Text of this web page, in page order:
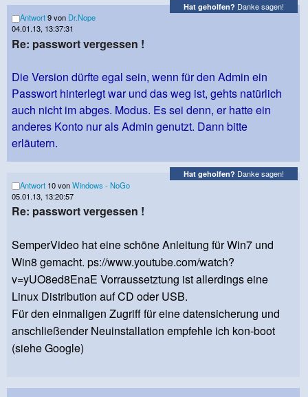
Hat geholfen? Danke sagen!
Antwort9 von Dr.Nope
04.01.13, 13:37:31
Re: passwort vergessen !
Die Version dürfte egal sein, wenn für den Admin ein
Passwort hinterlegt war und das weg ist, gehts natürlich
auch nicht im abges. Modus. Es sei denn, er hatte ein
anderes Konto nur als Admin genutzt. Dann bitte
erläutern.
Hat geholfen? Danke sagen!
Antwort 10 vonWindows - NoGo
05.01.13, 13:20:57
Re: passwort vergessen !
SemperVideo hat eine schöne Anleitung für Win7 und
Win8 gemacht. ps://www.youtube.com/watch?
v=yUO8ed8EnaE Vorraussetztung ist allerdings eine
Linux Distribution auf CD oder USB.
Für den einmaligen Zugriff für eine datensicherung und
anschließender Neuinstallation empfehle ich kon-boot
(siehe Google)